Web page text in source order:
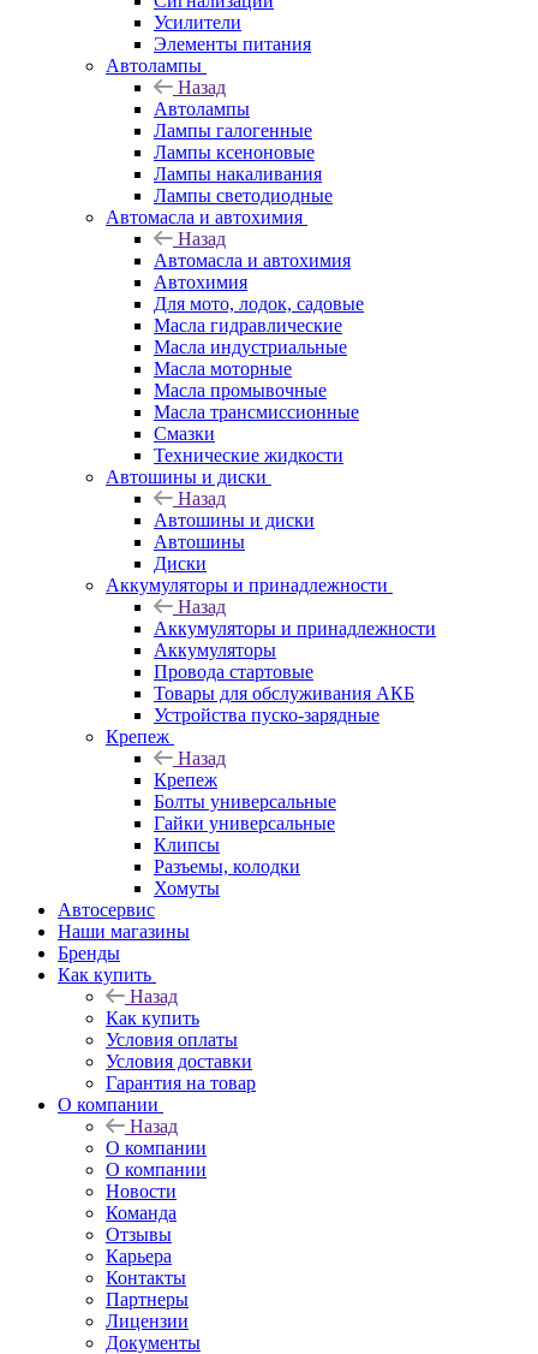
Усилители
Элементы питания
Автолампы
Назад
Автолампы
Лампы галогенные
Лампы ксеноновые
Лампы накаливания
Лампы светодиодные
Автомасла и автохимия
Назад
Автомасла и автохимия
Автохимия
Для мото, лодок, садовые
Масла гидравлические
Масла индустриальные
Масла моторные
Масла промывочные
Масла трансмиссионные
Смазки
Технические жидкости
Автошины и диски
Назад
Автошины и диски
Автошины
Диски
Аккумуляторы и принадлежности
Назад
Аккумуляторы и принадлежности
Аккумуляторы
Провода стартовые
Товары для обслуживания АКБ
Устройства пуско-зарядные
Крепеж
Назад
Крепеж
Болты универсальные
Гайки универсальные
Клипсы
Разъемы, колодки
Хомуты
Автосервис
Наши магазины
Бренды
Как купить
Назад
Как купить
Условия оплаты
Условия доставки
Гарантия на товар
О компании
Назад
О компании
О компании
Новости
Команда
Отзывы
Карьера
Контакты
Партнеры
Лицензии
Документы